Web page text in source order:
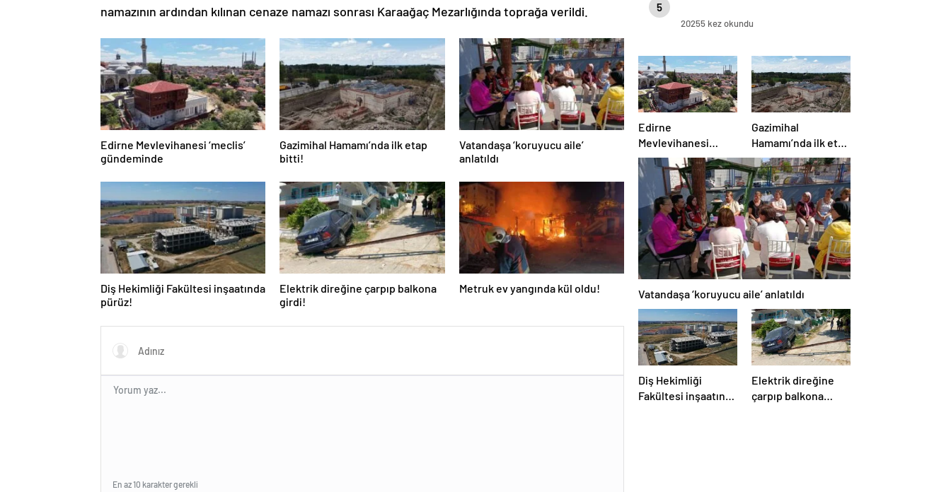
namazının ardından kılınan cenaze namazı sonrası Karaağaç Mezarlığında toprağa verildi.
Edirne Mevlevihanesi ‘meclis’
gündeminde
Gazimihal Hamamı’nda ilk etap
bitti!
Vatandaşa ‘koruyucu aile’
anlatıldı
Diş Hekimliği Fakültesi inşaatında
pürüz!
Elektrik direğine çarpıp balkona
girdi!
Metruk ev yangında kül oldu!
En az 10 karakter gerekli
5
20255 kez okundu
Edirne
Mevlevihanesi
‘meclis’
gündeminde
Gazimihal
Hamamı’nda ilk etap
bitti!
Vatandaşa ‘koruyucu aile’ anlatıldı
Diş Hekimliği
Fakültesi inşaatında
Elektrik direğine
çarpıp balkona